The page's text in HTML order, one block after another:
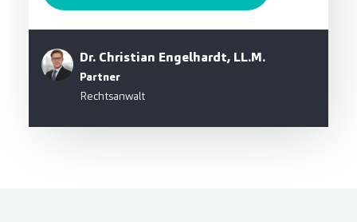
Dr. Christian Engelhardt, LL.M.
Partner
Rechtsanwalt